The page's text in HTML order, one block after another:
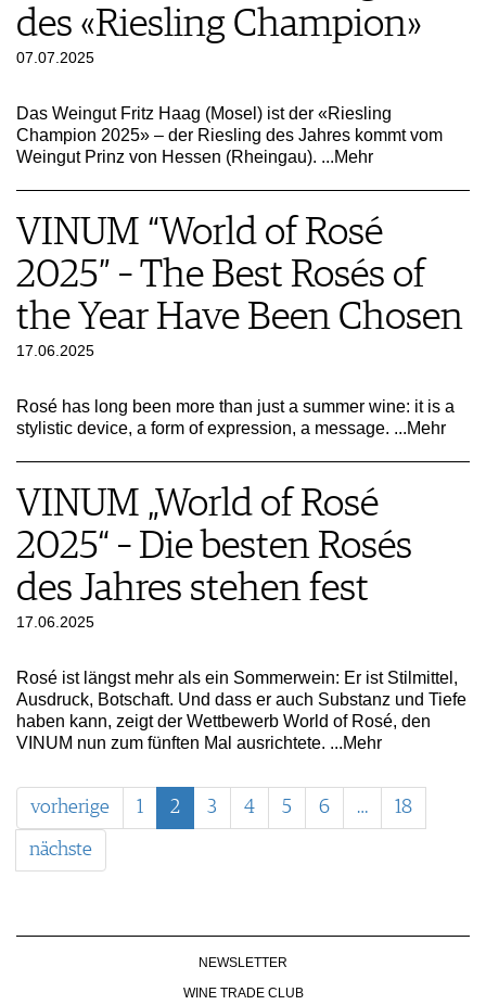
des «Riesling Champion»
07.07.2025
Das Weingut Fritz Haag (Mosel) ist der «Riesling
Champion 2025» – der Riesling des Jahres kommt vom
Weingut Prinz von Hessen (Rheingau). ...Mehr
VINUM “World of Rosé
2025” – The Best Rosés of
the Year Have Been Chosen
17.06.2025
Rosé has long been more than just a summer wine: it is a
stylistic device, a form of expression, a message. ...Mehr
VINUM „World of Rosé
2025“ – Die besten Rosés
des Jahres stehen fest
17.06.2025
Rosé ist längst mehr als ein Sommerwein: Er ist Stilmittel,
Ausdruck, Botschaft. Und dass er auch Substanz und Tiefe
haben kann, zeigt der Wettbewerb World of Rosé, den
VINUM nun zum fünften Mal ausrichtete. ...Mehr
vorherige 1 2 3 4 5 6 … 18
nächste
NEWSLETTER
WINE TRADE CLUB